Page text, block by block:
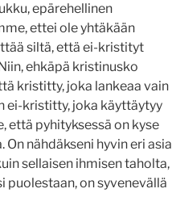
epärehellinen
ettei ole yhtäkään
siltä, että ei-kristityt
ehkäpä kristinusko
kristitty, joka lankeaa vain
ei-kristitty, joka käyttäytyy
että pyhityksessä on kyse
nähdäkseni hyvin eri asia
sellaisen ihmisen taholta,
puolestaan, on syvenevällä